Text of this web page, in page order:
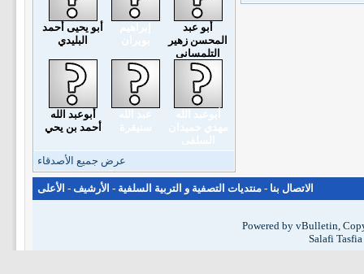
أبو عبد
المحسن زهير
التلمساني
أبو يحيى أحمد
البليدي
أبوعبد الله
أحمد بن يحي
عرض جميع الأصدقاء
الاتصال بنا - منتديات التصفية و التربية السلفية - الأرشيف - الأعلى
Powered by vBulletin,
Salafi